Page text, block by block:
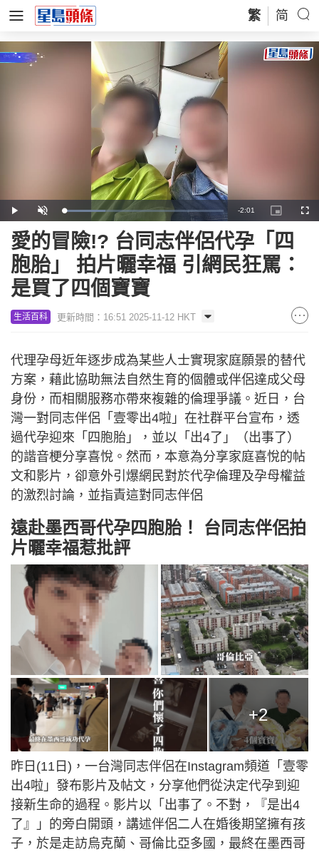
繁 简
Play Unmute Loaded:
25.73%
Remaining
Time
-2:01
Picture-
in-
愛的冒險!? 台同志伴侶代孕「四
胞胎」 拍片曬幸福 引網民狂罵：
是買了四個寶寶
生活百科 更新時間：16:51 2025-11-12 HKT
代理孕母近年逐步成為某些人士實現家庭願景的替代
方案，藉此協助無法自然生育的個體或伴侶達成父母
身份，而相關服務亦帶來複雜的倫理爭議。近日，台
灣一對同志伴侶「壹零出4啦」在社群平台宣布，透
過代孕迎來「四胞胎」，並以「出4了」（出事了）
的諧音梗分享喜悅。然而，本意為分享家庭喜悅的帖
文和影片，卻意外引爆網民對於代孕倫理及孕母權益
的激烈討論，並指責這對同志伴侶
遠赴墨西哥代孕四胞胎！ 台同志伴侶拍
片曬幸福惹批評
+2
昨日(11日)，一台灣同志伴侶在Instagram頻道「壹零
出4啦」發布影片及帖文，分享他們從決定代孕到迎
接新生命的過程。影片以「出事了。不對，『是出4
了』」的旁白開頭，講述伴侶二人在婚後期望擁有孩
子，於是走訪烏克蘭、哥倫比亞多國，最終在墨西哥